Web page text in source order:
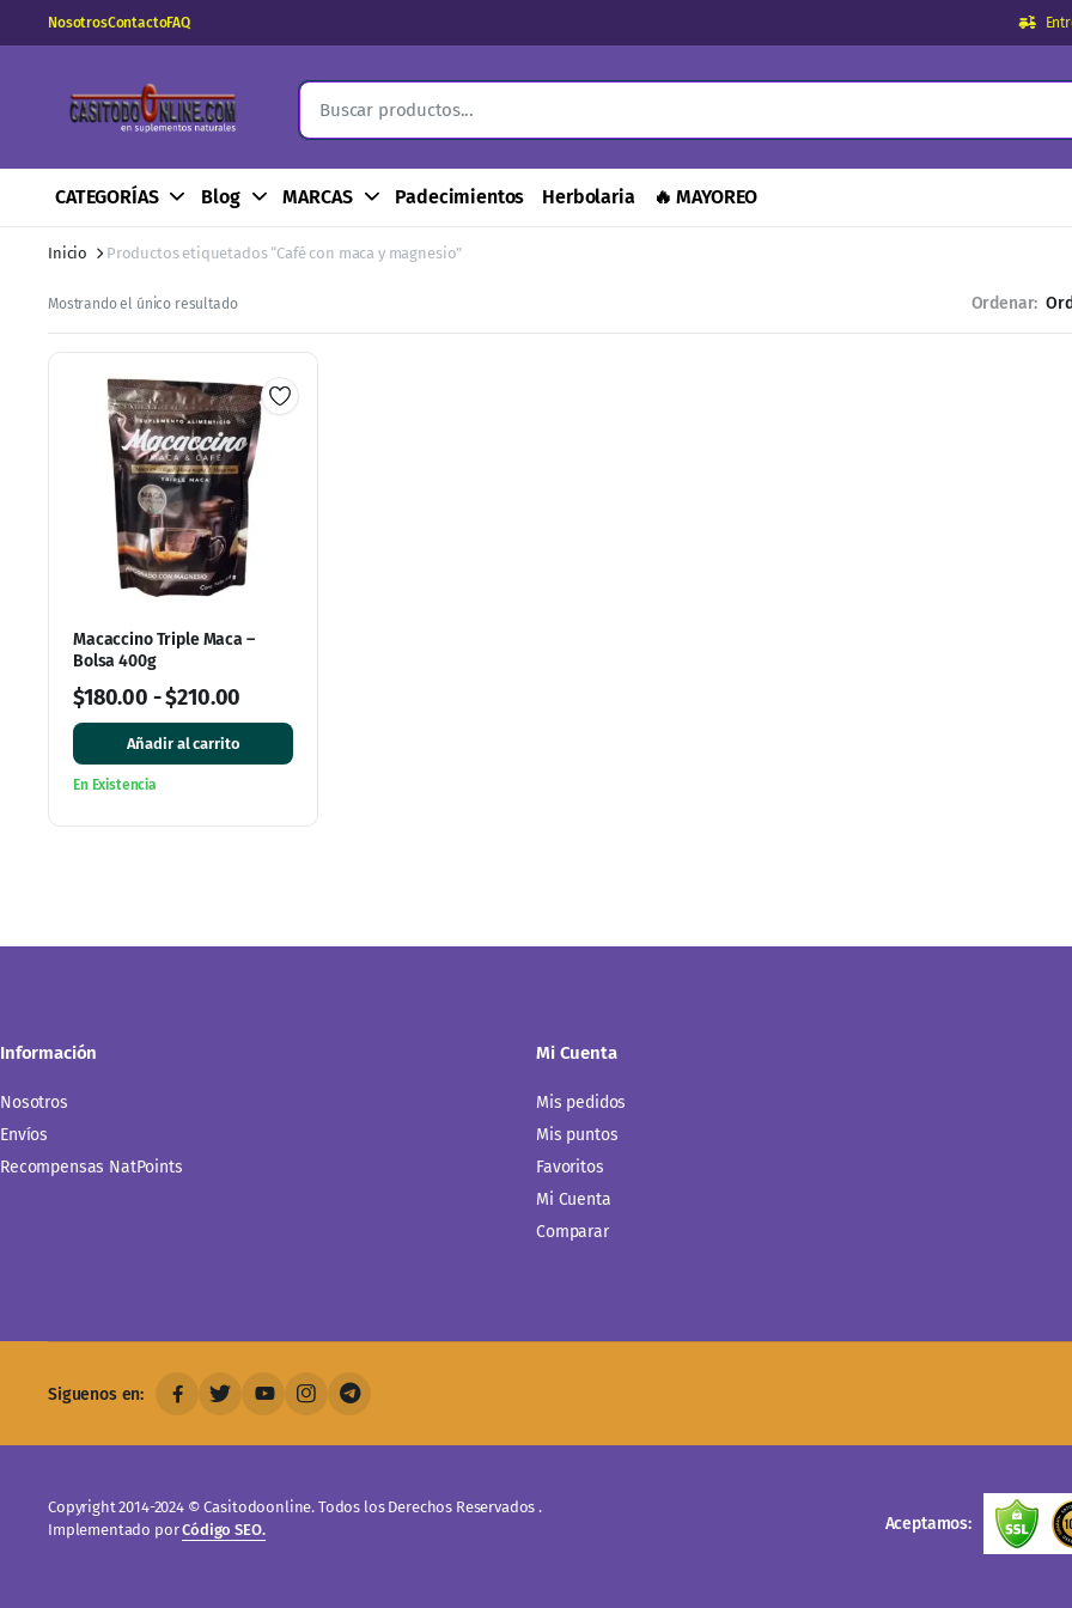
NosotrosContactoFAQ
CATEGORÍAS Blog MARCAS Padecimientos Herbolaria 🔥 MAYOREO
Inicio Productos etiquetados “Café con maca y magnesio”
Mostrando el único resultado Ordenar:
Macaccino Triple Maca –
Bolsa 400g
$180.00 -$210.00
Añadir al carrito
En Existencia
Información
Nosotros
Envíos
Recompensas NatPoints
Mi Cuenta
Mis pedidos
Mis puntos
Favoritos
Mi Cuenta
Comparar
Siguenos en:
Copyright 2014-2024 © Casitodoonline. Todos los Derechos Reservados .
Implementado porCódigo SEO. Aceptamos: